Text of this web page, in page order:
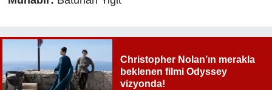
Christopher Nolan’ın merakla
beklenen filmi Odyssey
vizyonda!